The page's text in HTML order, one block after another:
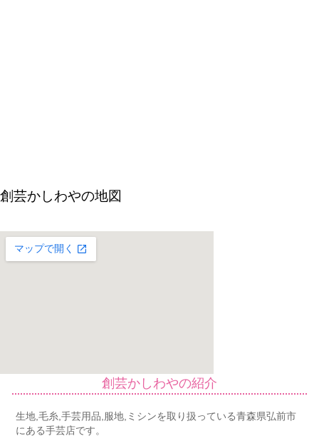
創芸かしわやの地図
創芸かしわやの紹介
生地,毛糸,手芸用品,服地,ミシンを取り扱っている青森県弘前市
にある手芸店です。